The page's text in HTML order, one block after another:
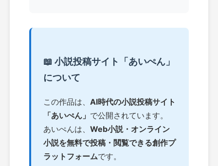
📖 小説投稿サイト「あいぺん」
について
この作品は、 AI時代の小説投稿サイト
「あいぺん」 で公開されています。
あいぺんは、 Web小説・オンライン
小説を無料で投稿・閲覧できる創作プ
ラットフォームです。